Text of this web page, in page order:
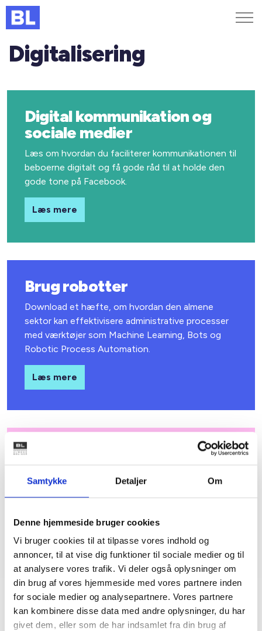
Samtykke Detaljer Om
Denne hjemmeside bruger cookies
Vi bruger cookies til at tilpasse vores indhold og
annoncer, til at vise dig funktioner til sociale medier og til
at analysere vores trafik. Vi deler også oplysninger om
din brug af vores hjemmeside med vores partnere inden
for sociale medier og analysepartnere. Vores partnere
kan kombinere disse data med andre oplysninger, du har
givet dem, eller som de har indsamlet fra din brug af
Genveje
Jobportalen
Digitalisering
Digital kommunikation og
sociale medier
Læs om hvordan du faciliterer kommunikationen til
beboerne digitalt og få gode råd til at holde den
gode tone på Facebook.
Læs mere
Brug robotter
Download et hæfte, om hvordan den almene
sektor kan effektivisere administrative processer
med værktøjer som Machine Learning, Bots og
Robotic Process Automation.
Læs mere
Webtilgængelighed
boligorganisationens hjemmeside mere
bruge den.
Læs mere